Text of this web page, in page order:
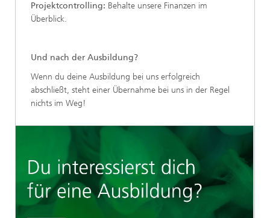
Projektcontrolling: Behalte unsere Finanzen im
Überblick.
Und nach der Ausbildung?
Wenn du deine Ausbildung bei uns erfolgreich
abschließt, steht einer Übernahme bei uns in der Regel
nichts im Weg!